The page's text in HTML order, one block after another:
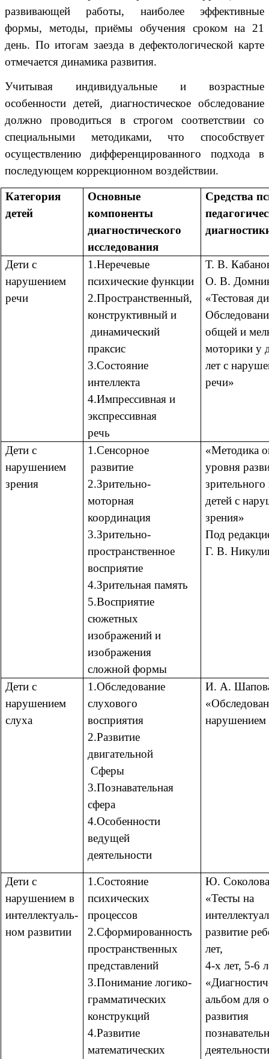
развивающей работы, наиболее эффективные
формы, методы, приёмы обучения сроком на 21
день. По итогам заезда в дефектологической карте
отмечается динамика развития.
Учитывая индивидуальные и возрастные
особенности детей, диагностическое обследование
должно проводиться в строгом соответствии со
специальными методиками, что способствует
осуществлению дифференцированного подхода в
последующем коррекционном воздействии.
Категория
детей
Основные
компоненты
диагностического
исследования
Средства
Дети с
нарушением
речи
1.Неречевые
психические функции
2.Пространственный,
конструктивный и
динамический
праксис
3.Состояние
интеллекта
4.Импрессивная и
экспрессивная
речь
Т. В.
О. В.
«Тестовая
общей и
моторики у
лет с
речи»
Дети с
нарушением
зрения
1.Сенсорное
развитие
2.Зрительно-
моторная
координация
3.Зрительно-
пространственное
восприятие
4.Зрительная память
5.Восприятие
сюжетных
изображений и
изображения
сложной формы
«Методика
уровня
детей с
зрения»
Под
Г. В.
Дети с
нарушением
слуха
1.Обследование
слухового
восприятия
2.Развитие
двигательной
Сферы
3.Познавательная
сфера
4.Особенности
ведущей
деятельности
И. А.
нарушением
Дети с
нарушением в
интеллектуаль-
ном развитии
1.Состояние
психических
процессов
2.Сформированность
пространственных
представлений
3.Понимание логико-
грамматических
конструкций
4.Развитие
математических
Ю. Соколова
«Тесты на
развитие
лет,
4-х лет, 5-6
альбом для
развития